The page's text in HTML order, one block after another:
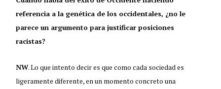
referencia a la genética de los occidentales, ¿no le
parece un argumento para justificar posiciones
racistas?
NW. Lo que intento decir es que como cada sociedad es
ligeramente diferente, en un momento concreto una